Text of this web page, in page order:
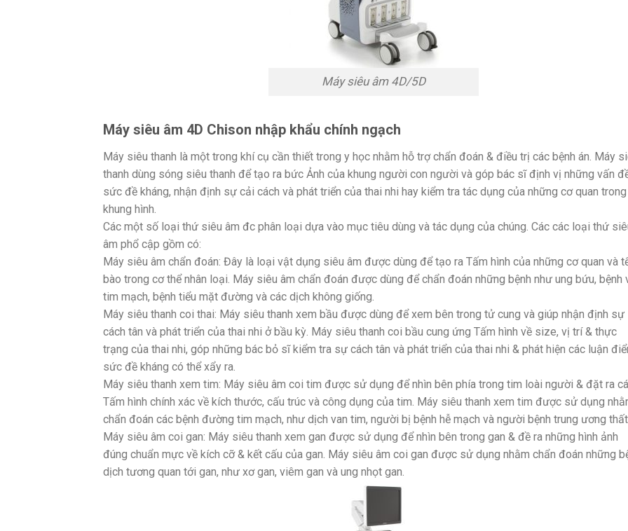
Máy siêu âm 4D/5D
Máy siêu âm 4D Chison nhập khẩu chính ngạch
Máy siêu thanh là một trong khí cụ cần thiết trong y học nhằm hỗ trợ chẩn đoán & điều trị các bệnh án. Máy
thanh dùng sóng siêu thanh để tạo ra bức Ảnh của khung người con người và góp bác sĩ định vị những vấn
sức đề kháng, nhận định sự cải cách và phát triển của thai nhi hay kiểm tra tác dụng của những cơ quan trong
khung hình.
Các một số loại thứ siêu âm đc phân loại dựa vào mục tiêu dùng và tác dụng của chúng. Các các loại thứ
âm phổ cập gồm có:
Máy siêu âm chẩn đoán: Đây là loại vật dụng siêu âm được dùng để tạo ra Tấm hình của những cơ quan và
bào trong cơ thể nhân loại. Máy siêu âm chẩn đoán được dùng để chẩn đoán những bệnh như ung bứu, bệnh
tim mạch, bệnh tiểu mặt đường và các dịch không giống.
Máy siêu thanh coi thai: Máy siêu thanh xem bầu được dùng để xem bên trong tử cung và giúp nhận định sự
cách tân và phát triển của thai nhi ở bầu kỳ. Máy siêu thanh coi bầu cung ứng Tấm hình về size, vị trí & thực
trạng của thai nhi, góp những bác bỏ sĩ kiểm tra sự cách tân và phát triển của thai nhi & phát hiện các luận
sức đề kháng có thể xẩy ra.
Máy siêu thanh xem tim: Máy siêu âm coi tim được sử dụng để nhìn bên phía trong tim loài người & đặt ra
Tấm hình chính xác về kích thước, cấu trúc và công dụng của tim. Máy siêu thanh xem tim được sử dụng
chẩn đoán các bệnh đường tim mạch, như dịch van tim, người bị bệnh hễ mạch và người bệnh trung ương
Máy siêu âm coi gan: Máy siêu thanh xem gan được sử dụng để nhìn bên trong gan & đề ra những hình ảnh
đúng chuẩn mực về kích cỡ & kết cấu của gan. Máy siêu âm coi gan được sử dụng nhằm chẩn đoán những
dịch tương quan tới gan, như xơ gan, viêm gan và ung nhọt gan.